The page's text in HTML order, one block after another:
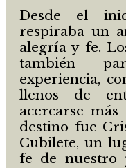
Desde el
respiraba un
alegría y fe.
también
experiencia,
llenos de
acercarse
destino fue
Cubilete, un
fe de nuestro